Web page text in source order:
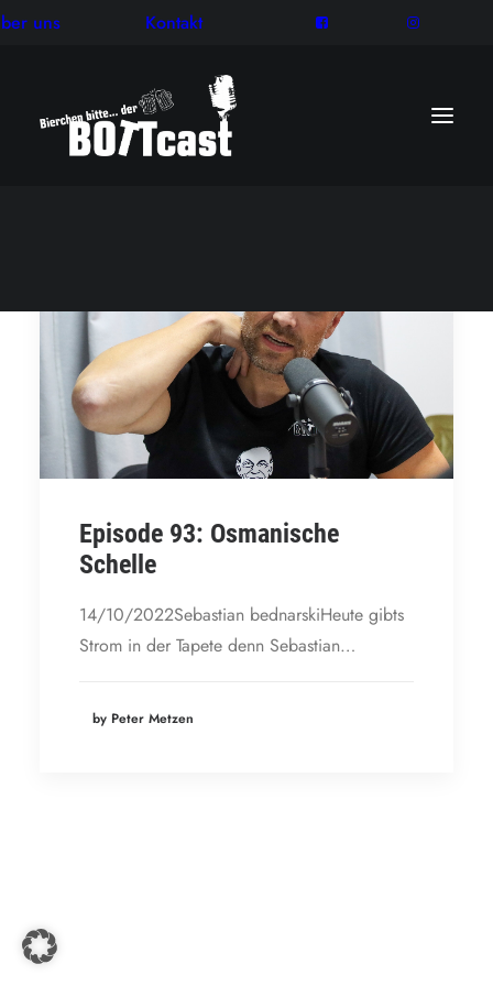
uns Kontakt
Episode 93: Osmanische
Schelle
14/10/2022Sebastian bednarskiHeute gibts
Strom in der Tapete denn Sebastian…
by Peter Metzen